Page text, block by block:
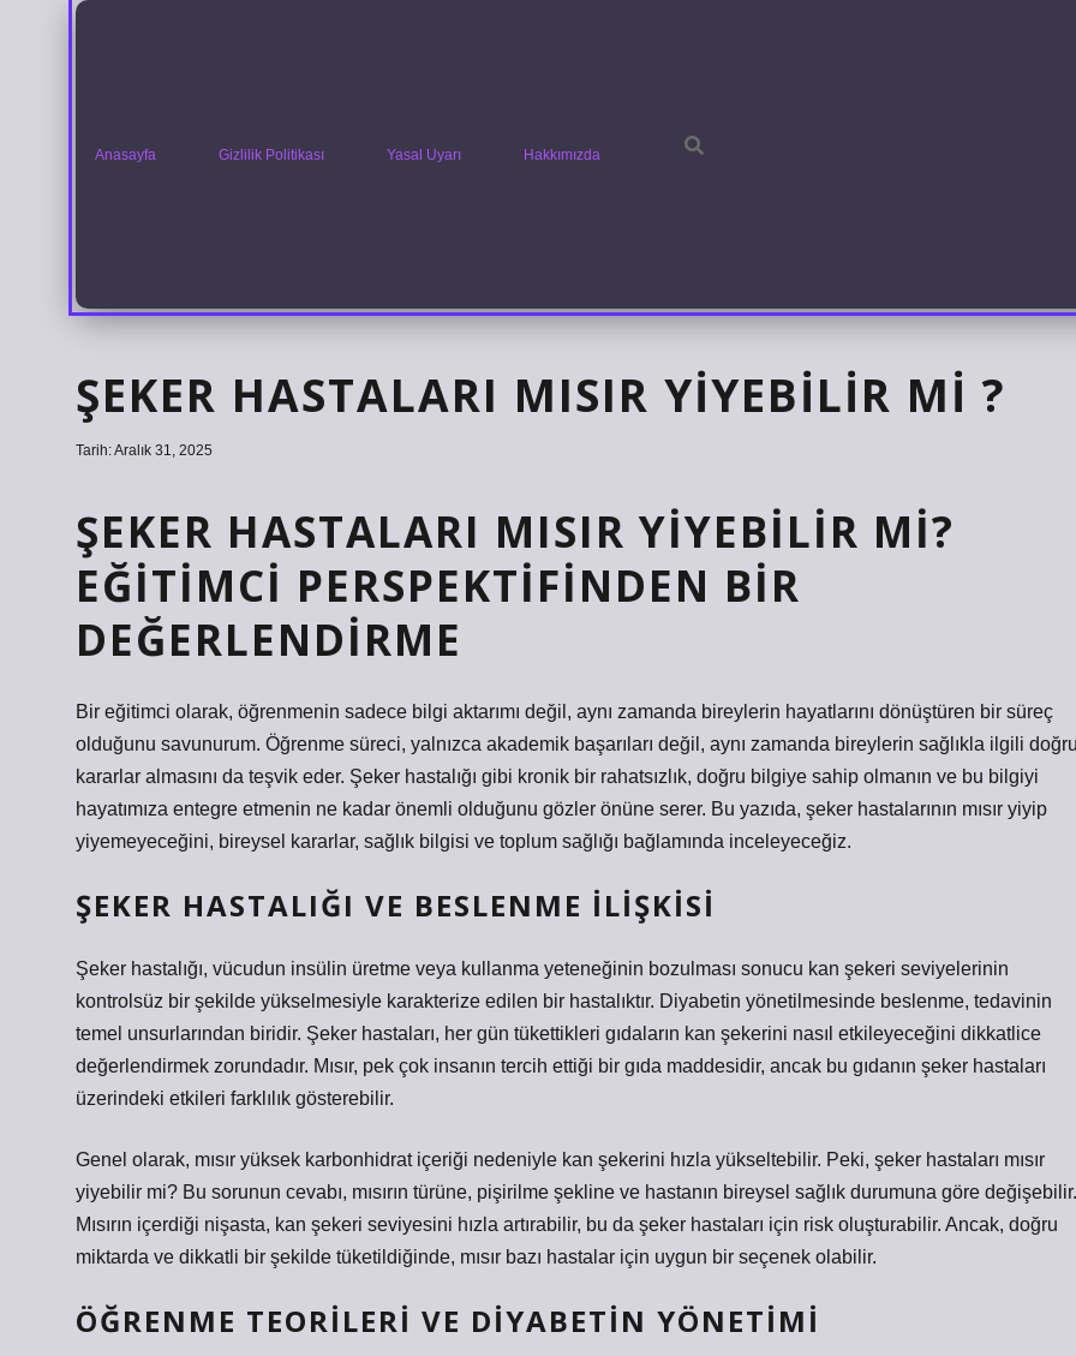
Anasayfa Gizlilik Politikası Yasal Uyarı Hakkımızda
ŞEKER HASTALARI MISIR YIYEBILIR MI ?
Tarih: Aralık 31, 2025
ŞEKER HASTALARI MISIR YIYEBILIR MI?
EĞITIMCI PERSPEKTIFINDEN BIR
DEĞERLENDIRME
Bir eğitimci olarak, öğrenmenin sadece bilgi aktarımı değil, aynı zamanda bireylerin hayatlarını dönüştüren bir süreç
olduğunu savunurum. Öğrenme süreci, yalnızca akademik başarıları değil, aynı zamanda bireylerin sağlıkla ilgili
kararlar almasını da teşvik eder. Şeker hastalığı gibi kronik bir rahatsızlık, doğru bilgiye sahip olmanın ve bu bilgiyi
hayatımıza entegre etmenin ne kadar önemli olduğunu gözler önüne serer. Bu yazıda, şeker hastalarının mısır yiyip
yiyemeyeceğini, bireysel kararlar, sağlık bilgisi ve toplum sağlığı bağlamında inceleyeceğiz.
ŞEKER HASTALIĞI VE BESLENME İLIŞKISI
Şeker hastalığı, vücudun insülin üretme veya kullanma yeteneğinin bozulması sonucu kan şekeri seviyelerinin
kontrolsüz bir şekilde yükselmesiyle karakterize edilen bir hastalıktır. Diyabetin yönetilmesinde beslenme, tedavinin
temel unsurlarından biridir. Şeker hastaları, her gün tükettikleri gıdaların kan şekerini nasıl etkileyeceğini dikkatlice
değerlendirmek zorundadır. Mısır, pek çok insanın tercih ettiği bir gıda maddesidir, ancak bu gıdanın şeker hastaları
üzerindeki etkileri farklılık gösterebilir.
Genel olarak, mısır yüksek karbonhidrat içeriği nedeniyle kan şekerini hızla yükseltebilir. Peki, şeker hastaları mısır
yiyebilir mi? Bu sorunun cevabı, mısırın türüne, pişirilme şekline ve hastanın bireysel sağlık durumuna göre değişebilir.
Mısırın içerdiği nişasta, kan şekeri seviyesini hızla artırabilir, bu da şeker hastaları için risk oluşturabilir. Ancak, doğru
miktarda ve dikkatli bir şekilde tüketildiğinde, mısır bazı hastalar için uygun bir seçenek olabilir.
ÖĞRENME TEORILERI VE DIYABETIN YÖNETIMI